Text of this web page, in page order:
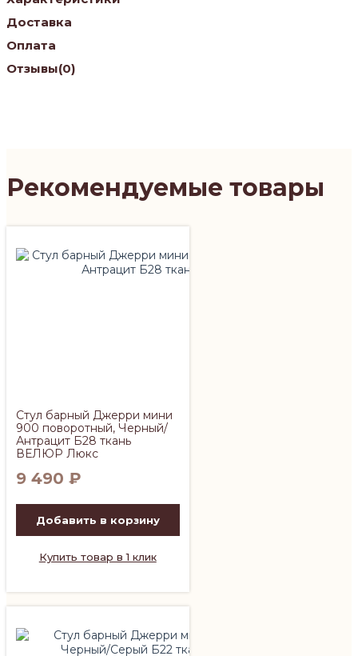
Доставка
Оплата
Отзывы(0)
Рекомендуемые товары
Стул барный Джерри мини
900 поворотный, Черный/
Антрацит Б28 ткань
ВЕЛЮР Люкс
9 490 ₽
Добавить в корзину
Купить товар в 1 клик